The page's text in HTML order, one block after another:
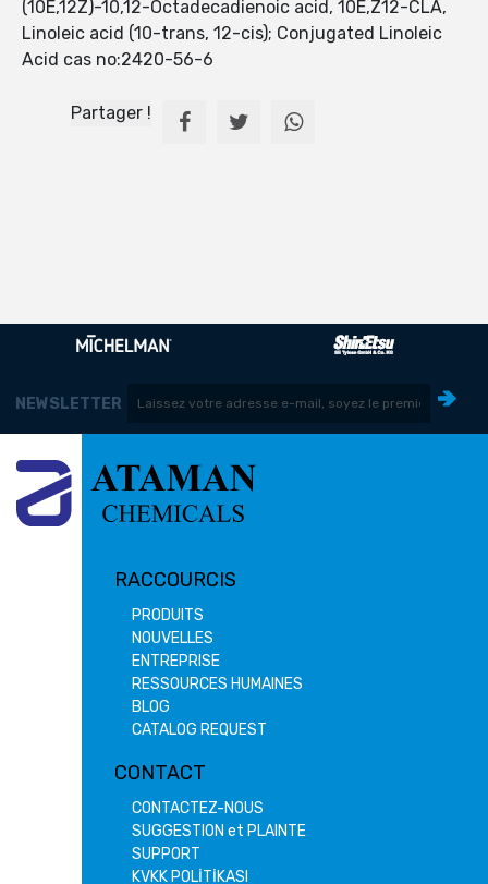
(10E,12Z)-10,12-Octadecadienoic acid, 10E,Z12-CLA,
Linoleic acid (10-trans, 12-cis); Conjugated Linoleic
Acid cas no:2420-56-6
Partager !
NEWSLETTER
RACCOURCIS
PRODUITS
NOUVELLES
ENTREPRISE
RESSOURCES HUMAINES
BLOG
CATALOG REQUEST
CONTACT
CONTACTEZ-NOUS
SUGGESTION et PLAINTE
SUPPORT
KVKK POLİTİKASI